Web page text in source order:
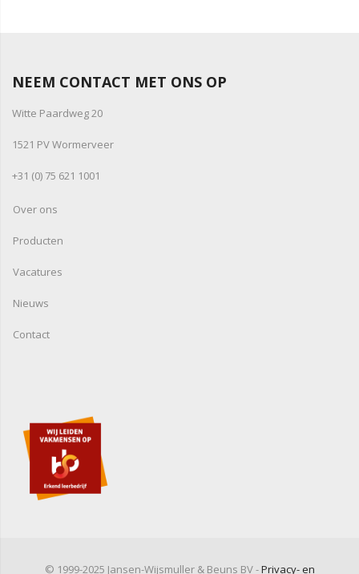
NEEM CONTACT MET ONS OP
Witte Paardweg 20
1521 PV Wormerveer
+31 (0) 75 621 1001
Over ons
Producten
Vacatures
Nieuws
Contact
© 1999-2025 Jansen-Wijsmuller & Beuns BV -Privacy- en